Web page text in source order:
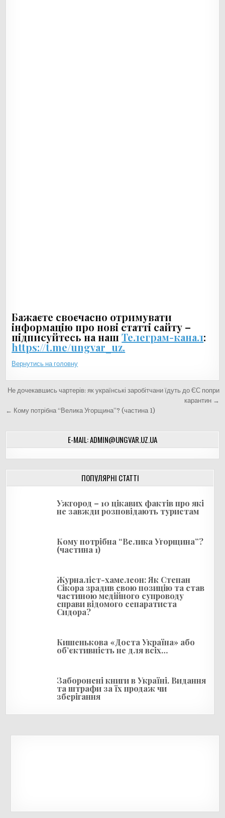
Бажаєте своєчасно отримувати
інформацію про нові статті сайту –
підписуйтесь на нашТелеграм-канал:
https://t.me/ungvar_uz.
Вернутись на головну
Н
і
г
а
і
Не дочекавшись чартерів: як українські заробітчани їдуть до ЄС попри
карантин →
← Кому потрібна “Велика Угорщина”? (частина 1)
E-MAIL: ADMIN@UNGVAR.UZ.UA
ПОПУЛЯРНІ СТАТТІ
Ужгород – 10 цікавих фактів про які
не завжди розповідають туристам
Кому потрібна “Велика Угорщина”?
(частина 1)
Журналіст-хамелеон: Як Степан
Сікора зрадив свою позицію та став
частиною медійного супроводу
справи відомого сепаратиста
Сидора?
Кишенькова «Доста Україна» або
об’єктивність не для всіх…
Заборонені книги в Україні. Видання
та штрафи за їх продаж чи
зберігання